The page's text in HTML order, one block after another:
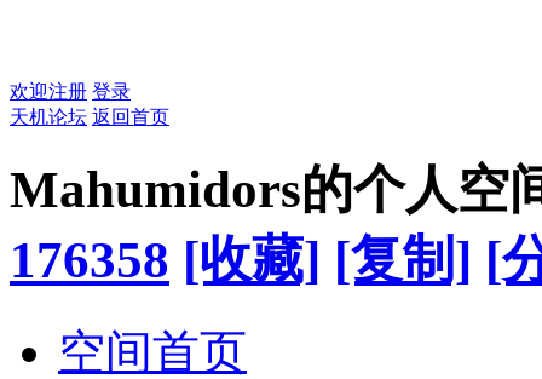
欢迎注册 登录
天机论坛 返回首页
Mahumidors的个人空
176358 [收藏] [复制] [
空间首页